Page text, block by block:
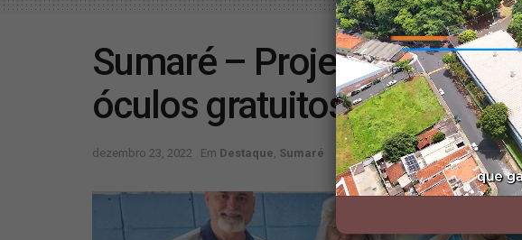
Sumaré – Projeto ‘Ver e
óculos gratuitos para 40
dezembro 23, 2022 Em Destaque Sumaré